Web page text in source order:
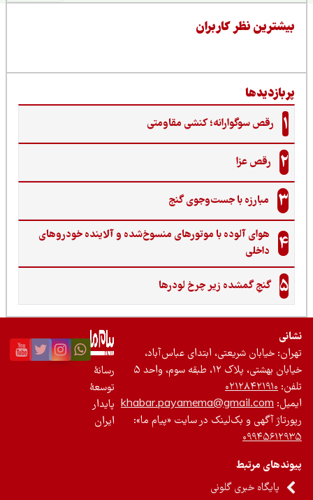
نظر کاربران
رقص سوگوارانه؛ کنشی مقاومتی
رقص عزا
مبارزه با جست‌وجوی گنج‌
هوای آلوده با موتورهای منسوخ‌شده و آلاینده خودروهای
داخلی
گنجِ گمشده زیر چرخ لودرها
خیابان شریعتی، ابتدای عباس‌آباد،
بهشتی، پلاک ۱۲، طبقه سوم، واحد ۵
۰۲۱۲۸۴۲۱۹۱۰
khabar.payamema@gmail.com
آگهی و بک‌لینک در سایت «پیام ما»:
مرتبط
پایگاه خبری گلونی
رسانۀ
توسعۀ
پایدار
ایران